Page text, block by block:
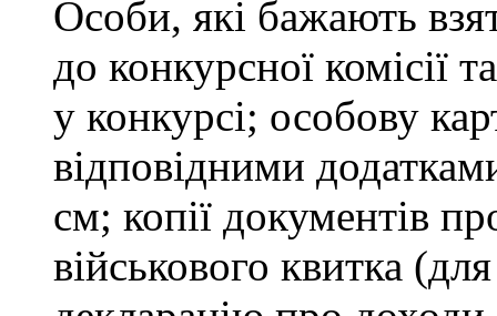
Особи, які бажають
до конкурсної комісії
у конкурсі; особову
відповідними
см; копії документів
військового квитка